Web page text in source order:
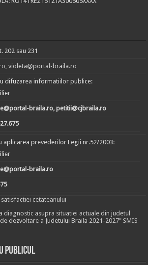
202 sau 231
,violeta@portal-braila.ro
difuzarea informatiilor publice:
braila.ro, petitii@cjbraila.ro
aplicarea prevederilor Legii nr.52/2003:
braila.ro
cetateanului
diagnostic asupra situatiei actuale din judetul
dezvoltare a Judetului Braila 2021-2027" SMIS
publicul